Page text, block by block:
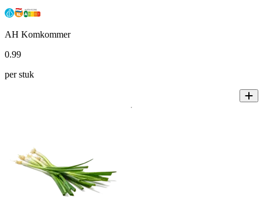
AH Komkommer
0.99
per stuk